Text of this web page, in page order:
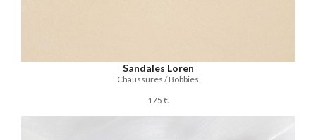
Sandales Loren
Chaussures / Bobbies
175 €